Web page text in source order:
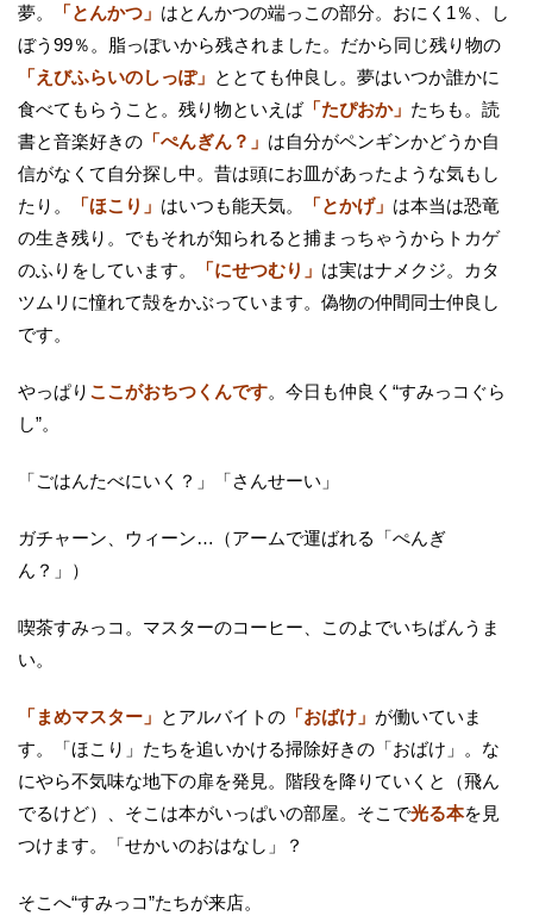
夢。
「とんかつ」 はとんかつの端っこの部分。おにく1％、し
ぼう99％。脂っぽいから残されました。だから同じ残り物の
「えびふらいのしっぽ」 ととても仲良し。夢はいつか誰かに
食べてもらうこと。残り物といえば「たぴおか」 たちも。読
書と音楽好きの 「ぺんぎん？」 は自分がペンギンかどうか自
信がなくて自分探し中。昔は頭にお皿があったような気もし
たり。
「ほこり」 はいつも能天気。 「とかげ」 は本当は恐竜
の生き残り。でもそれが知られると捕まっちゃうからトカゲ
のふりをしています。
「にせつむり」 は実はナメクジ。カタ
ツムリに憧れて殻をかぶっています。偽物の仲間同士仲良し
です。
やっぱり ここがおちつくんです。今日も仲良く“すみっコぐら
し”。
「ごはんたべにいく？」「さんせーい」
ガチャーン、ウィーン…（アームで運ばれる「ぺんぎ
ん？」）
喫茶すみっコ。マスターのコーヒー、このよでいちばんうま
い。
「まめマスター」 とアルバイトの 「おばけ」 が働いていま
す。「ほこり」たちを追いかける掃除好きの「おばけ」。な
にやら不気味な地下の扉を発見。階段を降りていくと（飛ん
でるけど）、そこは本がいっぱいの部屋。そこで光る本を見
つけます。「せかいのおはなし」？
そこへ“すみっコ”たちが来店。